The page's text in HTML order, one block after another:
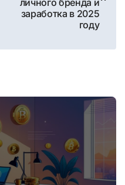
личного бренда и
заработка в 2025
году